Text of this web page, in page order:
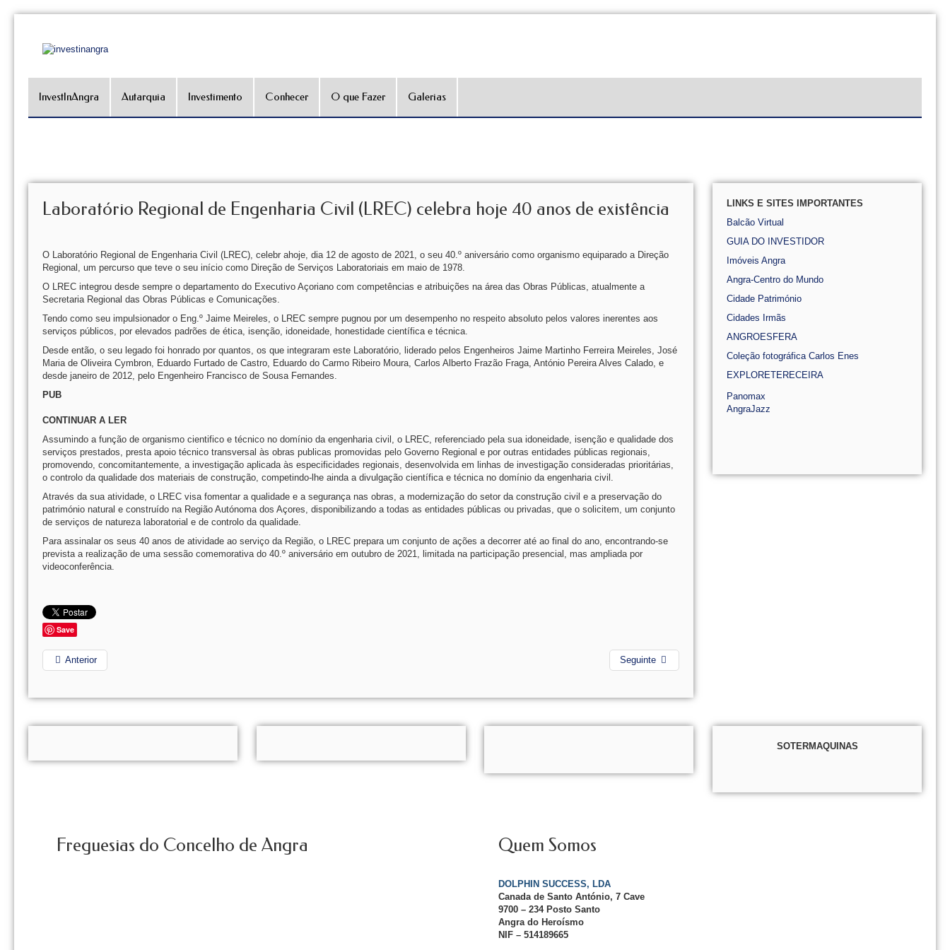
InvestInAngra Autarquia Investimento Conhecer O que Fazer Galerias
Laboratório Regional de Engenharia Civil (LREC) celebra hoje 40 anos de existência
O Laboratório Regional de Engenharia Civil (LREC), celebr ahoje, dia 12 de agosto de 2021, o seu 40.º aniversário como organismo equiparado a Direção
Regional, um percurso que teve o seu início como Direção de Serviços Laboratoriais em maio de 1978.
O LREC integrou desde sempre o departamento do Executivo Açoriano com competências e atribuições na área das Obras Públicas, atualmente a
Secretaria Regional das Obras Públicas e Comunicações.
Tendo como seu impulsionador o Eng.º Jaime Meireles, o LREC sempre pugnou por um desempenho no respeito absoluto pelos valores inerentes aos
serviços públicos, por elevados padrões de ética, isenção, idoneidade, honestidade científica e técnica.
Desde então, o seu legado foi honrado por quantos, os que integraram este Laboratório, liderado pelos Engenheiros Jaime Martinho Ferreira Meireles, José
Maria de Oliveira Cymbron, Eduardo Furtado de Castro, Eduardo do Carmo Ribeiro Moura, Carlos Alberto Frazão Fraga, António Pereira Alves Calado, e
desde janeiro de 2012, pelo Engenheiro Francisco de Sousa Fernandes.
PUB
CONTINUAR A LER
Assumindo a função de organismo cientifico e técnico no domínio da engenharia civil, o LREC, referenciado pela sua idoneidade, isenção e qualidade dos
serviços prestados, presta apoio técnico transversal às obras publicas promovidas pelo Governo Regional e por outras entidades públicas regionais,
promovendo, concomitantemente, a investigação aplicada às especificidades regionais, desenvolvida em linhas de investigação consideradas prioritárias,
o controlo da qualidade dos materiais de construção, competindo-lhe ainda a divulgação científica e técnica no domínio da engenharia civil.
Através da sua atividade, o LREC visa fomentar a qualidade e a segurança nas obras, a modernização do setor da construção civil e a preservação do
património natural e construído na Região Autónoma dos Açores, disponibilizando a todas as entidades públicas ou privadas, que o solicitem, um conjunto
de serviços de natureza laboratorial e de controlo da qualidade.
Para assinalar os seus 40 anos de atividade ao serviço da Região, o LREC prepara um conjunto de ações a decorrer até ao final do ano, encontrando-se
prevista a realização de uma sessão comemorativa do 40.º aniversário em outubro de 2021, limitada na participação presencial, mas ampliada por
videoconferência.
Save
Anterior Seguinte
LINKS E SITES IMPORTANTES
Balcão Virtual
GUIA DO INVESTIDOR
Imóveis Angra
Angra-Centro do Mundo
Cidade Património
Cidades Irmãs
ANGROESFERA
Coleção fotográfica Carlos Enes
EXPLORETERECEIRA
Panomax
AngraJazz
SOTERMAQUINAS
Freguesias do Concelho de Angra Quem Somos
DOLPHIN SUCCESS, LDA
Canada de Santo António, 7 Cave
9700 – 234 Posto Santo
Angra do Heroísmo
NIF – 514189665